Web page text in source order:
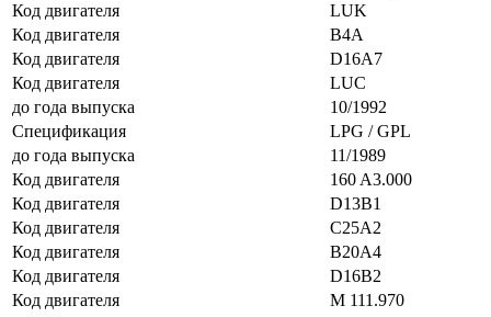
Код двигателя
LUK
Код двигателя
B4A
Код двигателя
D16A7
Код двигателя
LUC
до года выпуска
10/1992
Спецификация
LPG / GPL
до года выпуска
11/1989
Код двигателя
160 A3.000
Код двигателя
D13B1
Код двигателя
C25A2
Код двигателя
B20A4
Код двигателя
D16B2
Код двигателя
M 111.970